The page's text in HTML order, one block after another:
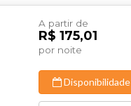
A partir de
R$ 175,01
por noite
Disponibilidade